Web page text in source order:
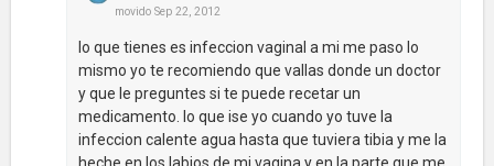
movido Sep 22, 2012
lo que tienes es infeccion vaginal a mi me paso lo
mismo yo te recomiendo que vallas donde un doctor
y que le preguntes si te puede recetar un
medicamento. lo que ise yo cuando yo tuve la
infeccion calente agua hasta que tuviera tibia y me la